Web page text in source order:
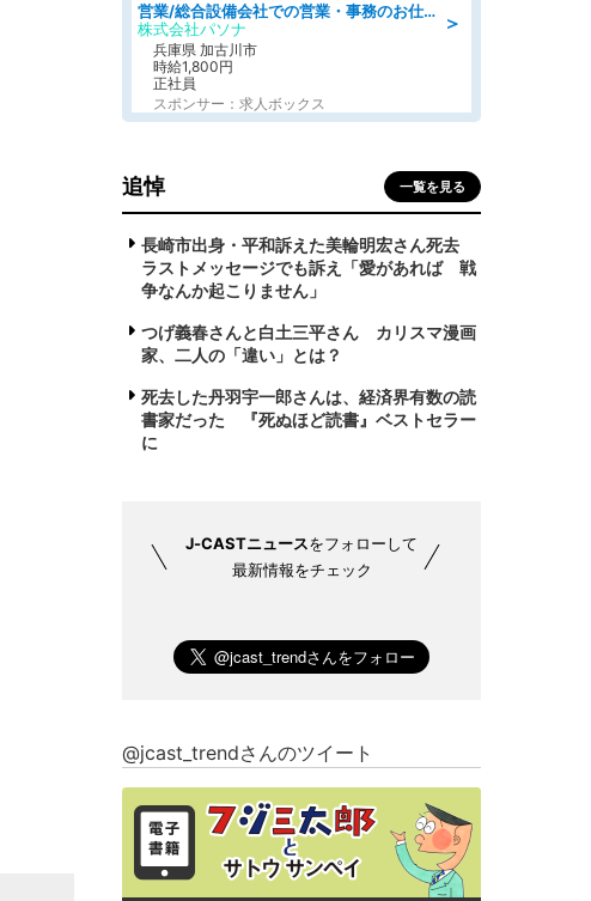
＞
営業/総合設備会社での営業・事務のお仕事/即日勤務可/車通勤可/営業/営業事務
株式会社パソナ
兵庫県 加古川市
時給1,800円
正社員
スポンサー：求人ボックス
追悼 一覧を見る
長崎市出身・平和訴えた美輪明宏さん死去
ラストメッセージでも訴え「愛があれば 戦
争なんか起こりません」
つげ義春さんと白土三平さん カリスマ漫画
家、二人の「違い」とは？
死去した丹羽宇一郎さんは、経済界有数の読
書家だった 『死ぬほど読書』ベストセラー
に
J-CASTニュースをフォローして
最新情報をチェック
@jcast_trendさんのツイート